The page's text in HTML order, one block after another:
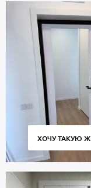
ХОЧУ ТАКУЮ